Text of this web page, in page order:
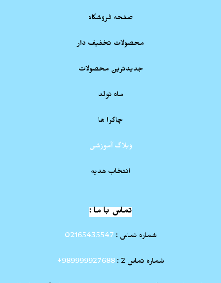
صفحه فروشگاه
محصولات تخفیف دار
جدیدترین محصولات
ماه تولد
چاکرا ها
وبلاگ آموزشی
انتخاب هدیه
تماس با ما :
شماره تماس : 02165435547
شماره تماس 2 : 989999927688+